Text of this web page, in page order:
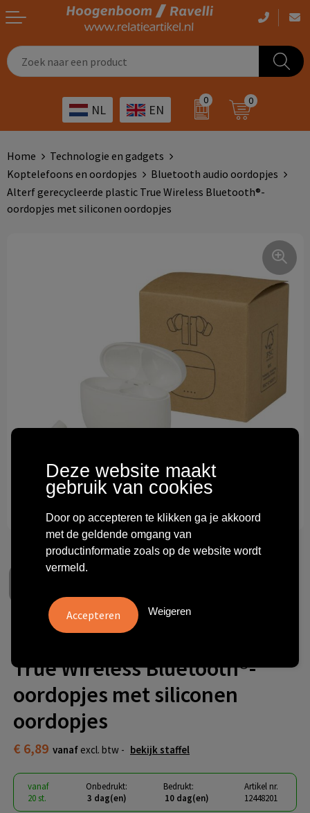
NL EN
0 0
Giveaways
Outdoor
Home & living
Werkkleding
Sportkleding
Overig
Outdoor artikelen bedrukken
Giveaways bedrukken
Transport
Horeca
ICT
Home
Technologie en gadgets
Koptelefoons en oordopjes
Bluetooth audio oordopjes
Alterf gerecycleerde plastic True Wireless Bluetooth®-
oordopjes met siliconen oordopjes
Alterf gerecycleerde plastic
True Wireless Bluetooth®-
oordopjes met siliconen
oordopjes
€ 6,89 vanaf excl. btw - bekijk staffel
vanaf
20 st.
Onbedrukt:
3 dag(en)
Bedrukt:
10 dag(en)
Artikel nr.
12448201
Deze website maakt
gebruik van cookies
Door op accepteren te klikken ga je akkoord
met de geldende omgang van
productinformatie zoals op de website wordt
vermeld.
Weigeren